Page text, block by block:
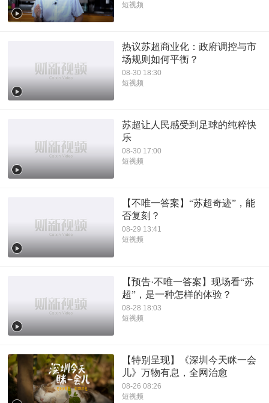
短视频
热议苏超商业化：政府调控与市
场规则如何平衡？
08-30 18:30
短视频
苏超让人民感受到足球的纯粹快
乐
08-30 17:00
短视频
【不唯一答案】“苏超奇迹”，能
否复刻？
08-29 13:41
短视频
【预告·不唯一答案】现场看“苏
超”，是一种怎样的体验？
08-28 18:03
短视频
【特别呈现】《深圳今天眯一会
儿》万物有息，全网治愈
08-26 08:26
短视频